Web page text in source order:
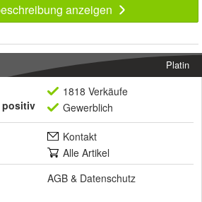
anzeigen
Platin
positiv
1818 Verkäufe
Gewerblich
Kontakt
Alle Artikel
AGB & Datenschutz